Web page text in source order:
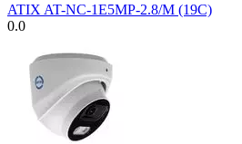
ATIX AT-NC-1E5MP-2.8/M (19C)
0.0